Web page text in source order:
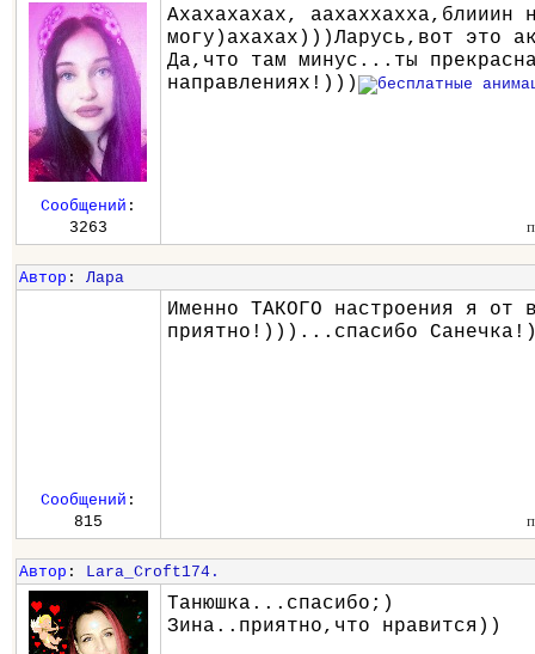
Ахахахахах, аахаххахха,блииин
могу)ахахах)))Ларусь,вот это
Да,что там минус...ты
направлениях!)))
Сообщений :
3263
Автор : Лара
Именно ТАКОГО настроения я
приятно!)))...спасибо
Сообщений :
815
Автор : Lara_Croft174.
Танюшка...спасибо;)
Зина..приятно,что нравится))